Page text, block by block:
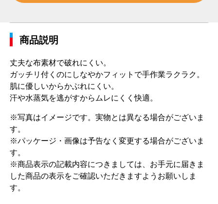
商品説明
丈夫な布素材で破れにくい。
ガッチリ付くのにしなやかフィットで手作業ラクラク。
肌に優しいからかぶれにくい。
汗や水蒸気を逃がすからムレにくく快適。
※写真はイメージです。実物とは異なる場合がございま
す。
※パッケージ・画像は予告なく変更する場合がございま
す。
※商品表示の記載内容につきましては、お手元に届きま
した商品の表示をご確認いただきますようお願いしま
す。